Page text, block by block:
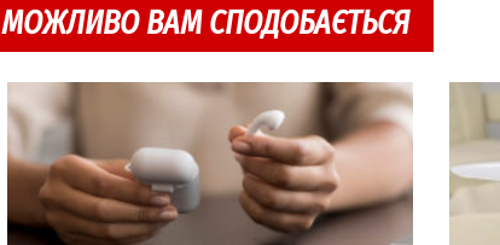
МОЖЛИВО ВАМ СПОДОБАЄТЬСЯ